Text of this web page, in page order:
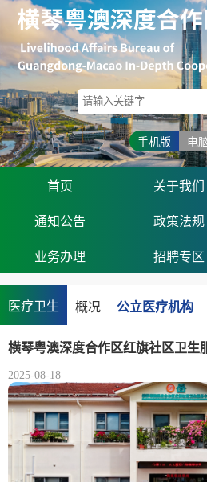
手机版 电
首页 关于我们
通知公告 政策法规
业务办理 招聘专区
医疗卫生 概况 公立医疗机构
横琴粤澳深度合作区红旗社区卫生
2025-08-18